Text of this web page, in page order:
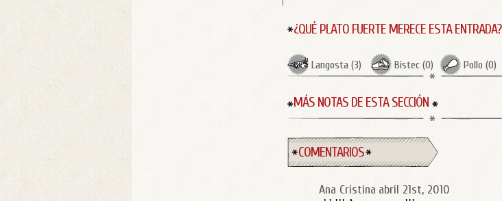
¿QUÉ PLATO FUERTE MERECE ESTA ENTRADA?
Langosta (3) Bistec (0) Pollo (0)
MÁS NOTAS DE ESTA SECCIÓN
COMENTARIOS
Ana Cristina abril 21st, 2010